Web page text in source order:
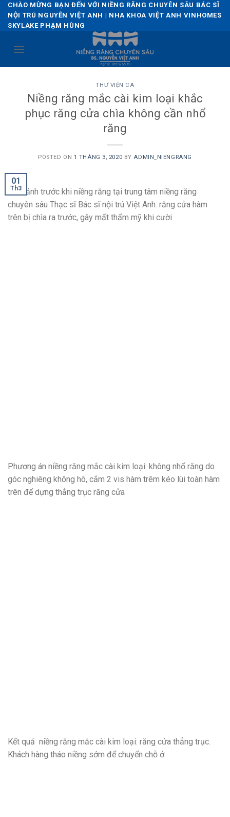
Skip
content
CHÀO MỪNG BẠN ĐẾN VỚI NIỀNG RĂNG CHUYÊN SÂU BÁC SĨ
NỘI TRÚ NGUYỄN VIỆT ANH | NHA KHOA VIỆT ANH VINHOMES
SKYLAKE PHẠM HÙNG
THƯ VIỆN CA
Niềng răng mắc cài kim loại khắc
phục răng cửa chìa không cần nhổ
răng
POSTED ON 1 THÁNG 3, 2020 BY ADMIN_NIENGRANG
01
Th3
Hình ảnh trước khi niềng răng tại trung tâm niềng răng
chuyên sâu Thạc sĩ Bác sĩ nội trú Việt Anh: răng cửa hàm
trên bị chìa ra trước, gây mất thẩm mỹ khi cười
Phương án niềng răng mắc cài kim loại: không nhổ răng do
góc nghiêng không hô, cắm 2 vis hàm trêm kéo lùi toàn hàm
trên để dựng thẳng trục răng cửa
Kết quả niềng răng mắc cài kim loại: răng cửa thẳng trục.
Khách hàng tháo niềng sớm để chuyển chỗ ở